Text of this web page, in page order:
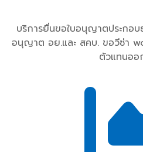
บริการยื่นขอใบอนุญาตประกอบ
อนุญาต อย.และ สคบ. ขอวีซ่า
ตัวแทนอ